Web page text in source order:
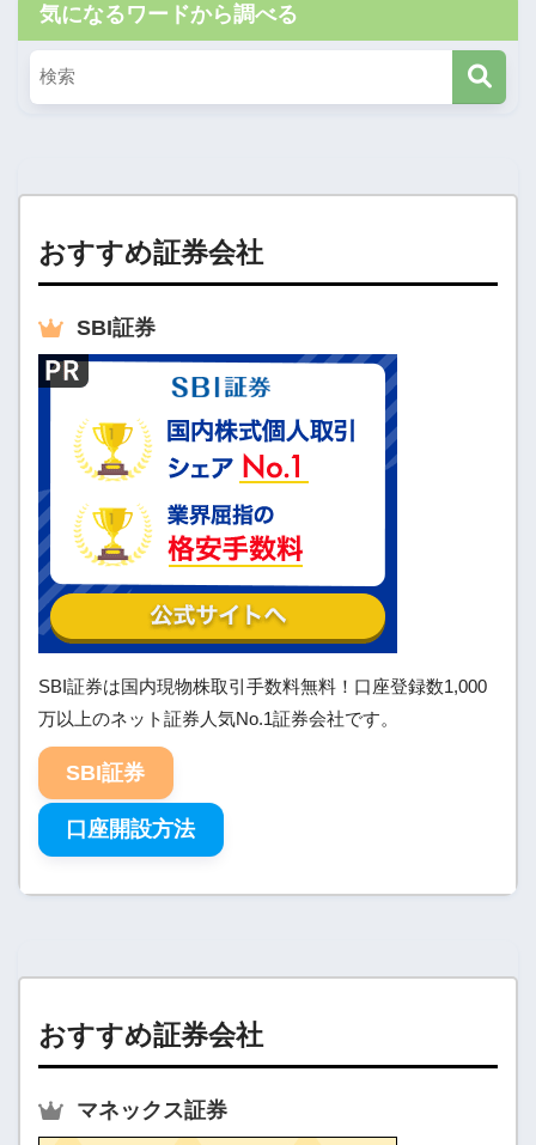
消費税
酒税
たばこ税など
気になるワードから調べる
おすすめ証券会社
SBI証券
SBI証券は国内現物株取引手数料無料！口座登録数1,000
万以上のネット証券人気No.1証券会社です。
SBI証券
口座開設方法
おすすめ証券会社
マネックス証券